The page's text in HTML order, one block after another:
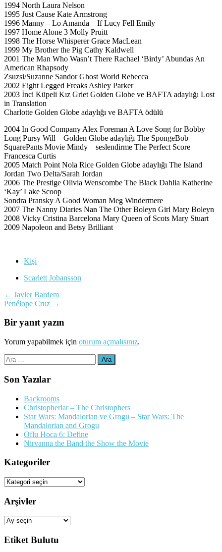
1994 North Laura Nelson
1995 Just Cause Kate Armstrong
1996 Manny – Lo Amanda If Lucy Fell Emily
1997 Home Alone 3 Molly Pruitt
1998 The Horse Whisperer Grace MacLean
1999 My Brother the Pig Cathy Kaldwell
2001 The Man Who Wasn’t There Rachael ‘Birdy’ Abundas An
American Rhapsody
Zsuzsi/Suzanne Sandor Ghost World Rebecca
2002 Eight Legged Freaks Ashley Parker
2003 İnci Küpeli Kız Griet Golden Globe ve BAFTA adaylığı Lost
in Translation
Charlotte Golden Globe adaylığı ve BAFTA ödülü
2004 In Good Company Alex Foreman A Love Song for Bobby
Long Pursy Will Golden Globe adaylığı The SpongeBob
SquarePants Movie Mindy seslendirme The Perfect Score
Francesca Curtis
2005 Match Point Nola Rice Golden Globe adaylığı The Island
Jordan Two Delta/Sarah Jordan
2006 The Prestige Olivia Wenscombe The Black Dahlia Katherine
‘Kay’ Lake Scoop
Sondra Pransky A Good Woman Meg Windermere
2007 The Nanny Diaries Nan The Other Boleyn Girl Mary Boleyn
2008 Vicky Cristina Barcelona Mary Queen of Scots Mary Stuart
2009 Napoleon and Betsy Brilliant
Kişi
Scarlett Johansson
Yazı
dolaşımı
← Javier Bardem
Penélope Cruz →
Bir yanıt yazın
Yorum yapabilmek için oturum açmalısınız.
Arama:
Son Yazılar
Backrooms
Christopherlar – The Christophers
Star Wars: Mandalorian ve Grogu – Star Wars: The
Mandalorian and Grogu
Oflu Hoca 6: Define
Nirvanna the Band the Show the Movie
Kategoriler
Kategoriler
Arşivler
Arşivler
Etiket Bulutu